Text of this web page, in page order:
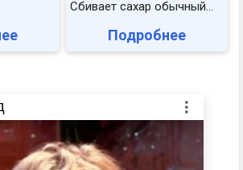
Сбивает сахар обычный...
Подробнее